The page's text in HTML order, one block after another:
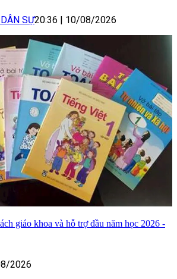
SỰ20:36 10/08/2026
giáo khoa và hỗ trợ đầu năm học 2026 -
2026